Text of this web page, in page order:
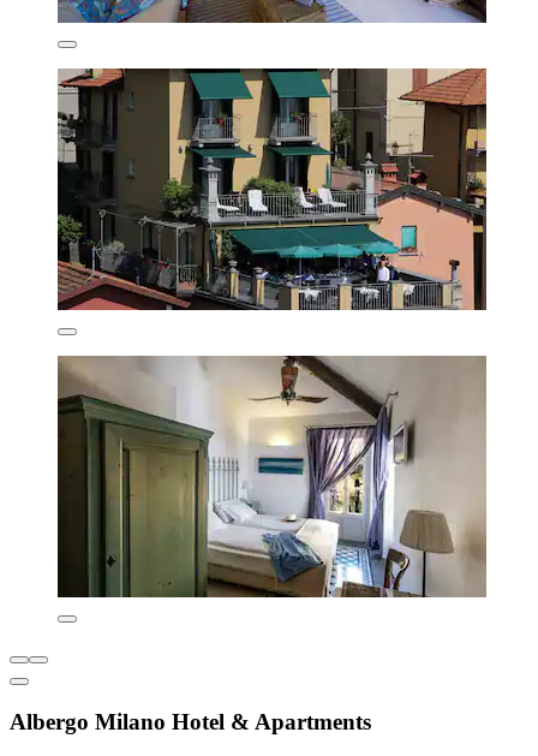
Albergo Milano Hotel & Apartments